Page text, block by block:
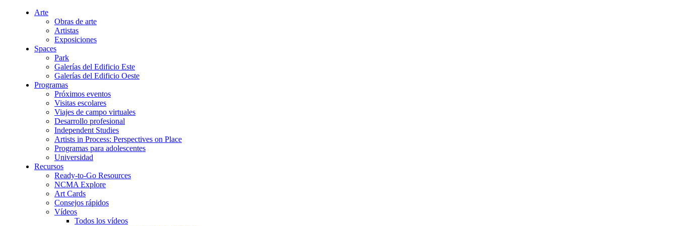
Arte
Obras de arte
Artistas
Exposiciones
Spaces
Park
Galerías del Edificio Este
Galerías del Edificio Oeste
Programas
Próximos eventos
Visitas escolares
Viajes de campo virtuales
Desarrollo profesional
Independent Studies
Artists in Process: Perspectives on Place
Programas para adolescentes
Universidad
Recursos
Ready-to-Go Resources
NCMA Explore
Art Cards
Consejos rápidos
Vídeos
Todos los vídeos